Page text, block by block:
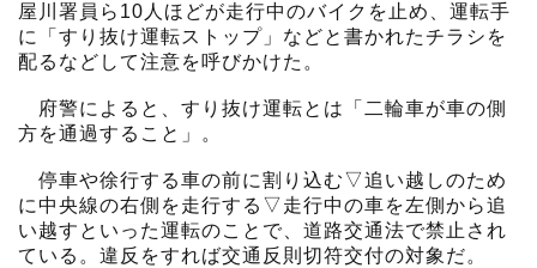
屋川署員ら10人ほどが走行中のバイクを止め、運転手
に「すり抜け運転ストップ」などと書かれたチラシを
配るなどして注意を呼びかけた。
府警によると、すり抜け運転とは「二輪車が車の側
方を通過すること」。
停車や徐行する車の前に割り込む▽追い越しのため
に中央線の右側を走行する▽走行中の車を左側から追
い越すといった運転のことで、道路交通法で禁止され
ている。違反をすれば交通反則切符交付の対象だ。